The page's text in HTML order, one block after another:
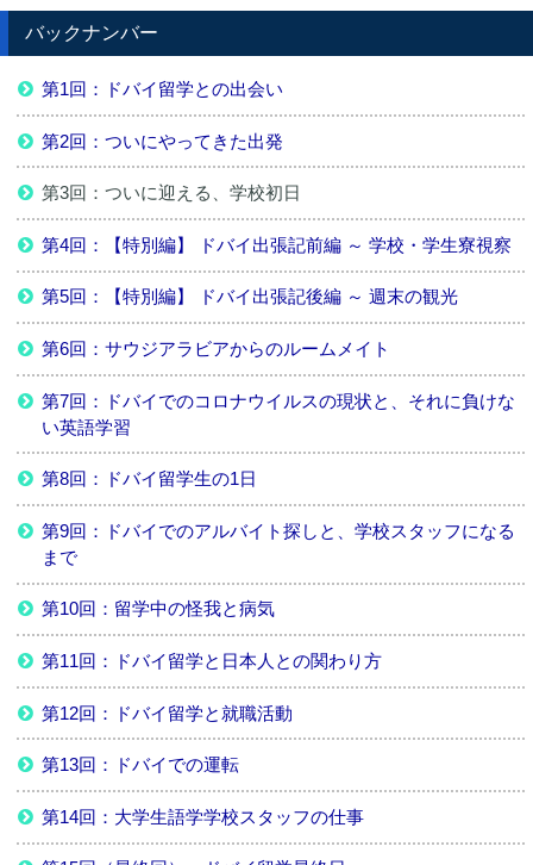
バックナンバー
第1回：ドバイ留学との出会い
第2回：ついにやってきた出発
第3回：ついに迎える、学校初日
第4回：【特別編】 ドバイ出張記前編 ～ 学校・学生寮視察
第5回：【特別編】 ドバイ出張記後編 ～ 週末の観光
第6回：サウジアラビアからのルームメイト
第7回：ドバイでのコロナウイルスの現状と、それに負けな
い英語学習
第8回：ドバイ留学生の1日
第9回：ドバイでのアルバイト探しと、学校スタッフになる
まで
第10回：留学中の怪我と病気
第11回：ドバイ留学と日本人との関わり方
第12回：ドバイ留学と就職活動
第13回：ドバイでの運転
第14回：大学生語学学校スタッフの仕事